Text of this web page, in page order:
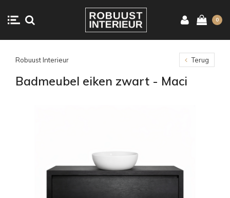
0
Robuust Interieur Terug
Badmeubel eiken zwart - Maci